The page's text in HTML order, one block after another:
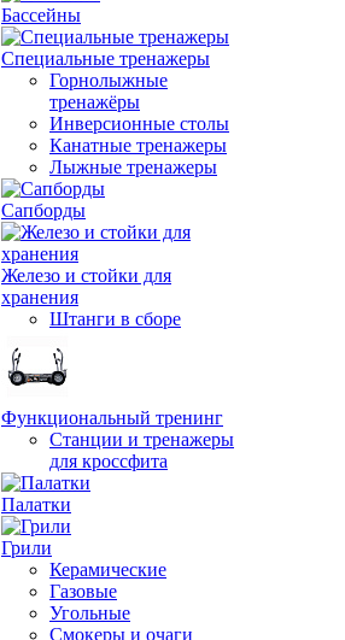
Бассейны
Специальные тренажеры
Горнолыжные
тренажёры
Инверсионные столы
Канатные тренажеры
Лыжные тренажеры
Сапборды
Железо и стойки для
хранения
Штанги в сборе
Функциональный тренинг
Станции и тренажеры
для кроссфита
Палатки
Грили
Керамические
Газовые
Угольные
Смокеры и очаги